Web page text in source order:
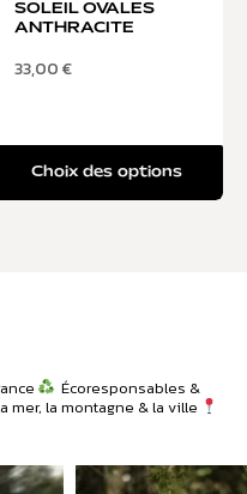
SOLEIL OVALES
ANTHRACITE
33,00€
Choix des options
Écoresponsables &
mer, la montagne & la ville